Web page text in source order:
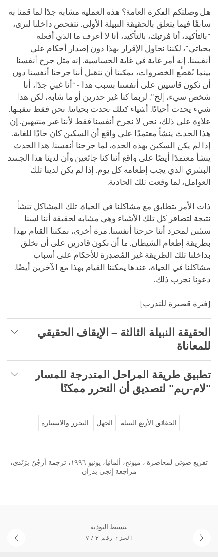
هل وصلتكم الفكرة العامة؟ هذه العملية مشابه جدًا لما قمنا به
سابقًا فيما يتعلق بالحقيقة النبيلة الأولى. نتفحص داخلنا لنرى،
"بالتأكيد، أنا مُرتبك، بالتأكيد، أنا لا أعرف ما الذي أفعله
بحياتي"، لكننا نحاول الإقرار بهذا دون إصدار أحكام على
أنفسنا. إنه أمر غاية في غاية الحساسية. إنه مثل جرح أنفسنا
بينما نُقطِّع الخضروات، يمكننا أن نتقبل أننا جرحنا أنفسنا دون
أن نكون قاسيين على أنفسنا بسبب هذا - “أنا غبي جدًا، أنا
شخص سيء، إلخ". لربما كنا غير حذرين أو ما شابه، لكن هذا
شيء يحدث أحيانًا. أشياء كتلك تحدث بحياتنا. نحن فقط نتقبلها.
علاوة على ذلك، نحن لا نجرح أنفسنا فقط لأننا غير منتبهين. إن
هذا الحدث ينشأ معتمدًا على واقع أن السكين كان حادًا للغاية.
إذا لم يكن السكين بهذه الحده، لما جرحنا أنفسنا. هذا الحدث
ينشأ معتمدًا أيضًا على واقع أننا كنا جائعين وأن لدينا هذا الجسد
البشري الذي يجب إطعامه كل يوم. إذا لم يكن لدينا تلك
العوامل، لما وقعت تلك الحادثة.
ذات الأمر يتطابق مع مشاكلنا في الحياة. تلك المشاكل تنشأ
نتيجة لتضافر كل تلك الأشياء وهي مشابه لحقيقة أننا لسنا
سيئين لمجرد أننا جرحنا أنفسنا. مرة أخرى، يمكننا القيام بهذا
بطريقة إطعام الشيطان. ما أن نكون قادرين على أن نخلق
بداخلنا تلك الطريقة غير المُصدِرة للأحكام على أسباب
مشاكلنا في الحياة، عندها يمكننا القيام بهذا مع الآخرين أيضًا.
دعونا نجرب ذلك.
[فترة قصيرة للتدرب]
الحقيقة النبيلة الثالثة – الإيقاف الحقيقي
للمعاناة
تطبيق طريقة المراحل المتدرجة للمسار
"لام-ريم" لتصديق أن التحرر ممكنًا
الحقائق الأربع النبيلة الجهل التحرر والاستنارة
تفريغ صوتي لمحاضرة ، ميونخ، ألمانيا، يونيو ١٩٩٦، ترجمة أرجُنَ برَنَذي،
مراجعة إنجي بدران
تبسيط البوذية
الجزء رقم ٣ / ٧